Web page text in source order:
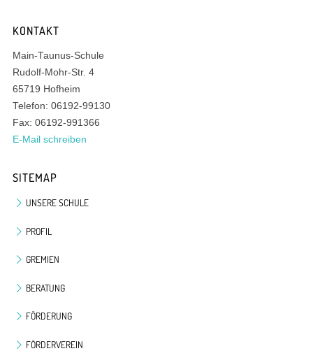
KONTAKT
Main-Taunus-Schule
Rudolf-Mohr-Str. 4
65719 Hofheim
Telefon: 06192-99130
Fax: 06192-991366
E-Mail schreiben
SITEMAP
UNSERE SCHULE
PROFIL
GREMIEN
BERATUNG
FÖRDERUNG
FÖRDERVEREIN